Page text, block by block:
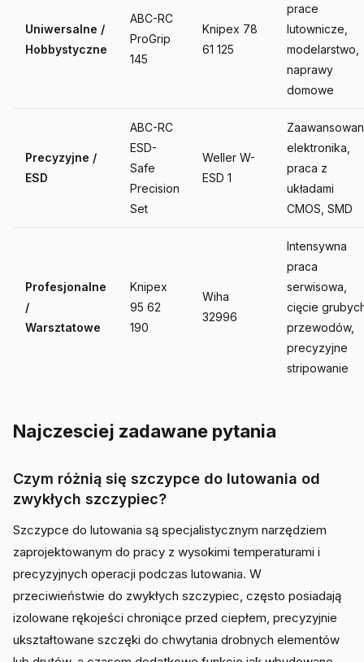
Uniwersalne /
Hobbystyczne
ABC-RC
ProGrip
145
Knipex 78
61 125
prace
lutownicze,
modelarstwo,
naprawy
domowe
Precyzyjne /
ESD
ABC-RC
ESD-
Safe
Precision
Set
Weller W-
ESD 1
elektronika,
praca z
układami
CMOS, SMD
Profesjonalne
/
Warsztatowe
Knipex
95 62
190
Wiha
32996
Intensywna
praca
serwisowa,
cięcie
przewodów,
precyzyjne
stripowanie
Najczesciej zadawane pytania
Czym różnią się szczypce do lutowania od
zwykłych szczypiec?
Szczypce do lutowania są specjalistycznym narzędziem
zaprojektowanym do pracy z wysokimi temperaturami i
precyzyjnych operacji podczas lutowania. W
przeciwieństwie do zwykłych szczypiec, często posiadają
izolowane rękojeści chroniące przed ciepłem, precyzyjnie
ukształtowane szczęki do chwytania drobnych elementów